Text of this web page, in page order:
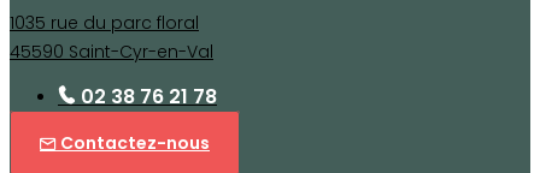
1035 rue du parc floral
45590 Saint-Cyr-en-Val
02 38 76 21 78
Contactez-nous